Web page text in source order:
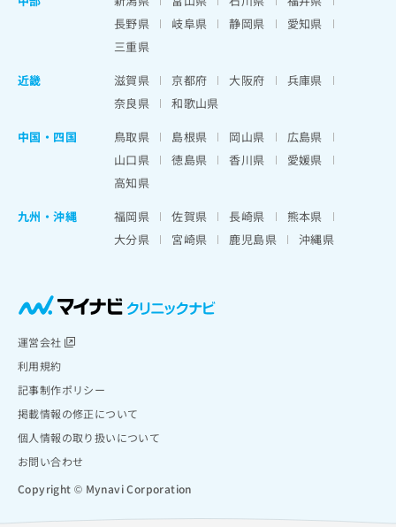
長野県
岐阜県 静岡県
愛知県
三重県
近畿
滋賀県 京都府 大阪府
兵庫県
奈良県
和歌山県
中国・四国
鳥取県 島根県 岡山県
広島県
山口県
徳島県 香川県
愛媛県
高知県
九州・沖縄
福岡県 佐賀県 長崎県
熊本県
大分県
宮崎県 鹿児島県 沖縄県
運営会社
利用規約
記事制作ポリシー
掲載情報の修正について
個人情報の取り扱いについて
お問い合わせ
Copyright © Mynavi Corporation